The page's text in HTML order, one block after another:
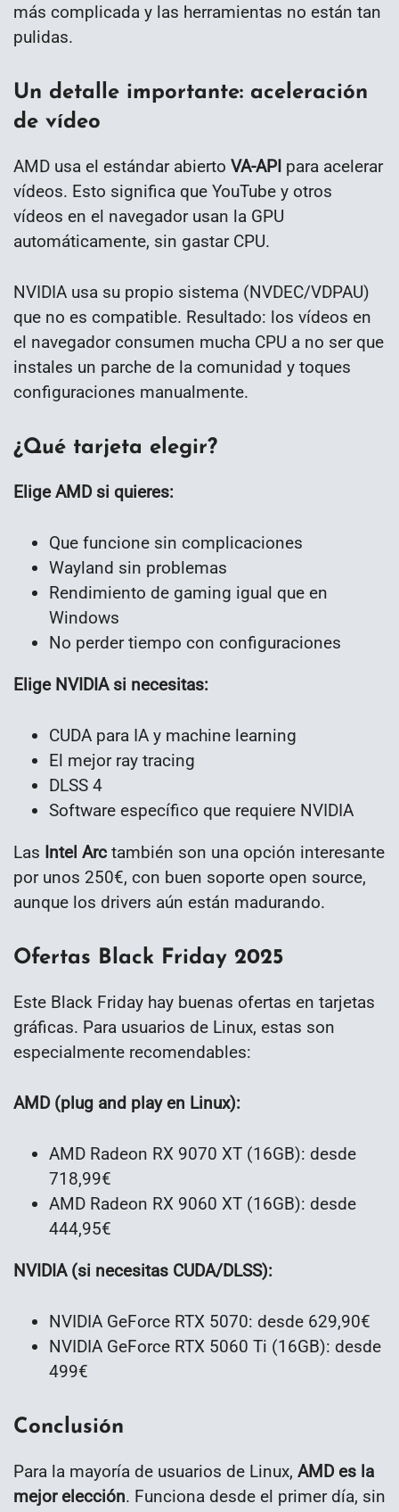
más complicada y las herramientas no están tan
pulidas.
Un detalle importante: aceleración
de vídeo
AMD usa el estándar abierto VA-API para acelerar
vídeos. Esto significa que YouTube y otros
vídeos en el navegador usan la GPU
automáticamente, sin gastar CPU.
NVIDIA usa su propio sistema (NVDEC/VDPAU)
que no es compatible. Resultado: los vídeos en
el navegador consumen mucha CPU a no ser que
instales un parche de la comunidad y toques
configuraciones manualmente.
¿Qué tarjeta elegir?
Elige AMD si quieres:
Que funcione sin complicaciones
Wayland sin problemas
Rendimiento de gaming igual que en
Windows
No perder tiempo con configuraciones
Elige NVIDIA si necesitas:
CUDA para IA y machine learning
El mejor ray tracing
DLSS 4
Software específico que requiere NVIDIA
Las Intel Arc también son una opción interesante
por unos 250€, con buen soporte open source,
aunque los drivers aún están madurando.
Ofertas Black Friday 2025
Este Black Friday hay buenas ofertas en tarjetas
gráficas. Para usuarios de Linux, estas son
especialmente recomendables:
AMD (plug and play en Linux):
AMD Radeon RX 9070 XT (16GB): desde
718,99€
AMD Radeon RX 9060 XT (16GB): desde
444,95€
NVIDIA (si necesitas CUDA/DLSS):
NVIDIA GeForce RTX 5070: desde 629,90€
NVIDIA GeForce RTX 5060 Ti (16GB): desde
499€
Conclusión
Para la mayoría de usuarios de Linux, AMD es la
mejor elección. Funciona desde el primer día, sin